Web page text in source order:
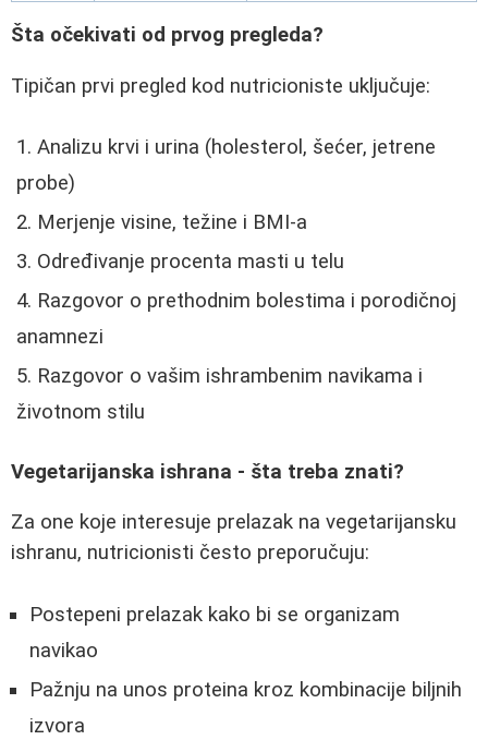
Šta očekivati od prvog pregleda?
Tipičan prvi pregled kod nutricioniste uključuje:
Analizu krvi i urina (holesterol, šećer, jetrene
probe)
Merjenje visine, težine i BMI-a
Određivanje procenta masti u telu
Razgovor o prethodnim bolestima i porodičnoj
anamnezi
Razgovor o vašim ishrambenim navikama i
životnom stilu
Vegetarijanska ishrana - šta treba znati?
Za one koje interesuje prelazak na vegetarijansku
ishranu, nutricionisti često preporučuju:
Postepeni prelazak kako bi se organizam
navikao
Pažnju na unos proteina kroz kombinacije biljnih
izvora